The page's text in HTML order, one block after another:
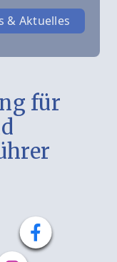
& Aktuelles
für